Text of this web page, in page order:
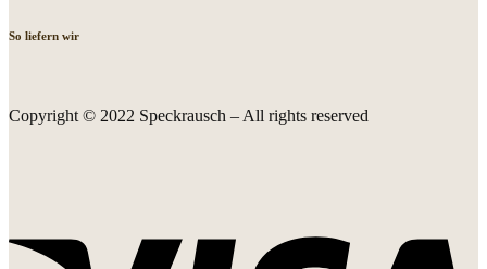
So liefern wir
Copyright © 2022 Speckrausch – All rights reserved